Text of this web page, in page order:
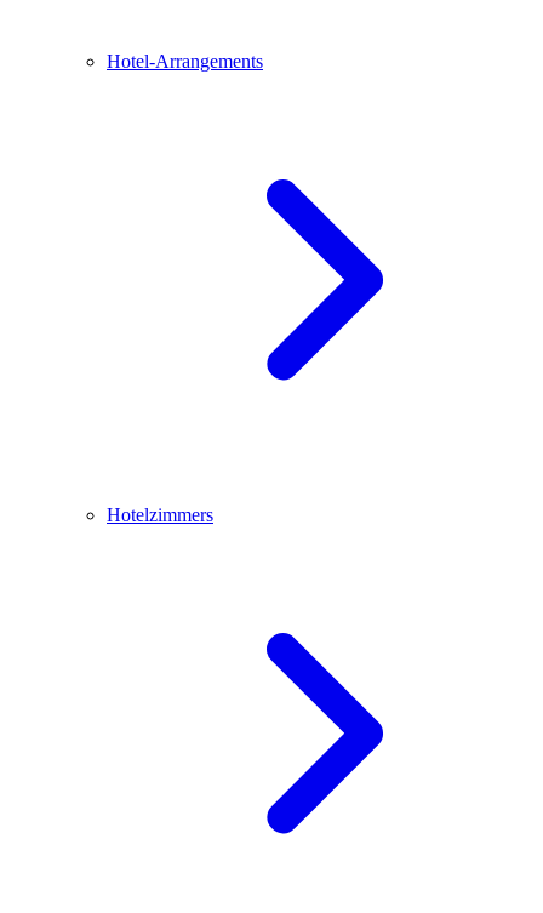
Hotel-Arrangements
Hotelzimmers